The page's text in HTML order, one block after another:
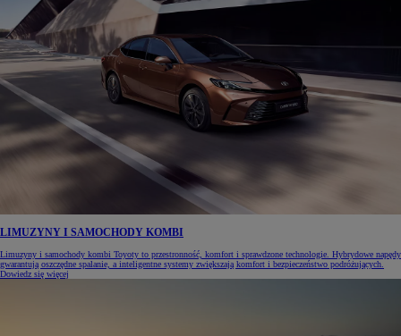
LIMUZYNY I SAMOCHODY KOMBI
Limuzyny i samochody kombi Toyoty to przestronność, komfort i sprawdzone technologie. Hybrydowe napędy
gwarantują oszczędne spalanie, a inteligentne systemy zwiększają komfort i bezpieczeństwo podróżujących.
Dowiedz się więcej